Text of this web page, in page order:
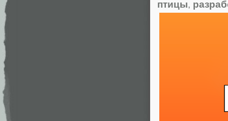
птицы,